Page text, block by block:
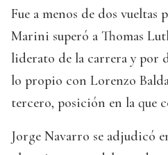
Fue a menos de dos vueltas
Marini superó a Thomas
liderato de la carrera y por
lo propio con Lorenzo
tercero, posición en la que
Jorge Navarro se adjudicó